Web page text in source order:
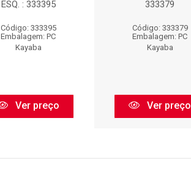
ESQ. : 333395
Código: 333395
Embalagem: PC
Kayaba
Ver preço
333379
Código: 333379
Embalagem: PC
Kayaba
Ver preço